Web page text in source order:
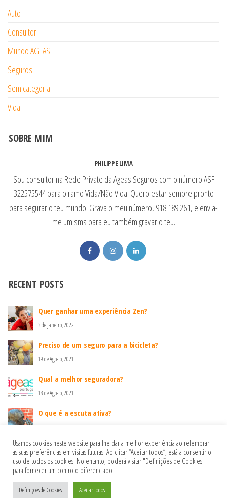
Auto
Consultor
Mundo AGEAS
Seguros
Sem categoria
Vida
SOBRE MIM
PHILIPPE LIMA
Sou consultor na Rede Private da Ageas Seguros com o número ASF
322575544 para o ramo Vida/Não Vida. Quero estar sempre pronto
para segurar o teu mundo. Grava o meu número, 918 189 261, e envia-
me um sms para eu também gravar o teu.
RECENT POSTS
Quer ganhar uma experiência Zen?
3 de Janeiro, 2022
Preciso de um seguro para a bicicleta?
19 de Agosto, 2021
Qual a melhor seguradora?
18 de Agosto, 2021
O que é a escuta ativa?
17 de Agosto, 2021
Política de privacidade
Política de Cookies
Usamos cookies neste website para lhe dar a melhor experiência ao relembrar
as suas preferências em visitas futuras. Ao clicar “Aceitar todos”, está a consentir o
uso de todos os cookies. No entanto, poderá visitar "Definições de Cookies"
para fornecer um controlo diferenciado.
Definições de Cookies Aceitar todos